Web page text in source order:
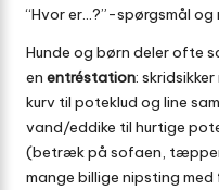
“Hvor er…?”-spørgsmål
Hunde og børn deler ofte
en entréstation:
kurv til poteklud og line
vand/eddike til hurtige
(betræk på sofaen,
mange billige nipsting med